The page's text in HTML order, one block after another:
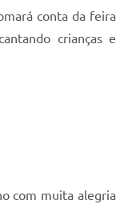
conta da feira
crianças e
com muita alegria